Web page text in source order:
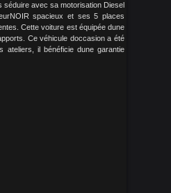
séduire avec sa motorisation Diesel
spacieux et ses 5 places
Cette voiture est équipée dune
Ce véhicule doccasion a été
ateliers, il bénéficie dune garantie